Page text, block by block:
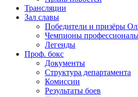
Трансляции
Зал славы
Победители и призёры
Чемпионы
Легенды
Проф. бокс
Документы
Структура департамента
Комиссии
Результаты боев